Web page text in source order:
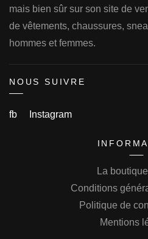
mais bien sûr sur son site de
de vêtements, chaussures,
hommes et femmes.
NOUS SUIVRE
fb Instagram
La
Conditions
Politique de
Mentions